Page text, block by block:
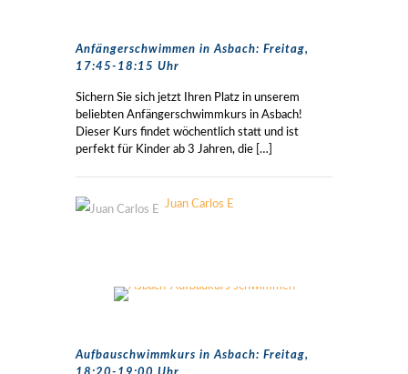
Anfängerschwimmen in Asbach: Freitag,
17:45-18:15 Uhr
Sichern Sie sich jetzt Ihren Platz in unserem
beliebten Anfängerschwimmkurs in Asbach!
Dieser Kurs findet wöchentlich statt und ist
perfekt für Kinder ab 3 Jahren, die […]
Juan Carlos E
Aufbauschwimmkurs in Asbach: Freitag,